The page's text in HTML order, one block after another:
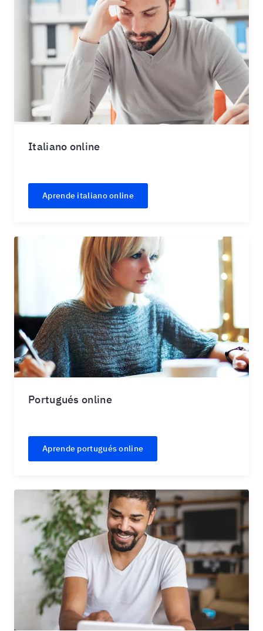
Italiano online
Aprende italiano online
Portugués online
Aprende portugués online